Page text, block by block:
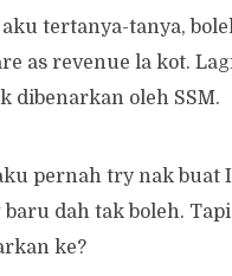
aku tertanya-tanya,
as revenue la kot.
dibenarkan oleh SSM.
pernah try nak buat
dah tak boleh.
ke?